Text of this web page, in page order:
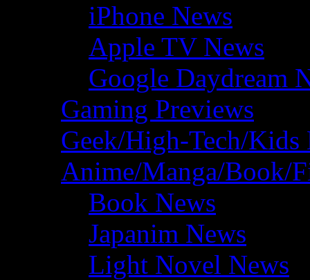
iPhone News
Apple TV News
Google Daydream
Gaming Previews
Geek/High-Tech/Kids
Anime/Manga/Book/
Book News
Japanim News
Light Novel News